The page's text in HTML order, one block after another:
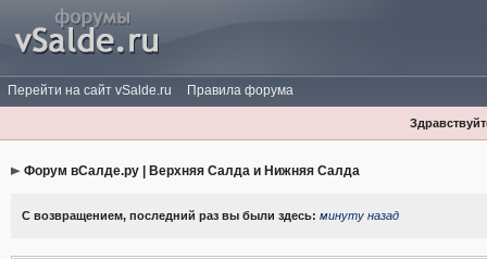
Перейти на сайт vSalde.ru Правила форума
Форум вСалде.ру | Верхняя Салда и Нижняя Салда
С возвращением, последний раз вы были здесь: минуту назад